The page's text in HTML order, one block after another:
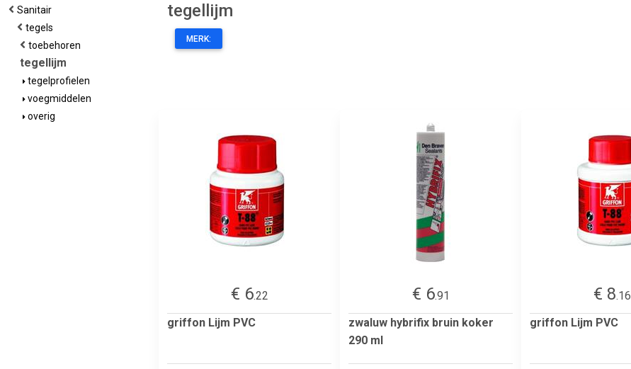
Sanitair
tegels
toebehoren
tegellijm
tegelprofielen
voegmiddelen
overig
tegellijm
MERK:
€ 6.22
griffon Lijm PVC
€ 6.91
zwaluw hybrifix bruin koker
290 ml
€ 8.16
griffon Lijm PVC